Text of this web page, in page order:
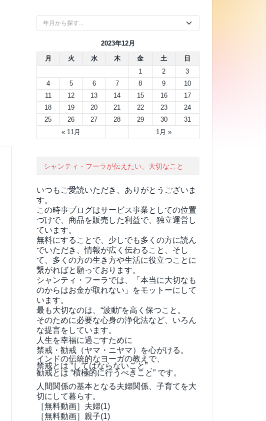
2023年12月
月
火 水 木 金 土 日
« 11月 1月 »
1 2
3
4
5 6 7 8 9
10
11
12 13 14 15 16
17
18
19 20 21 22 23
24
25
26 27 28 29 30 31
シャンティ・フーラが伝えたい、大切なこと
いつもご愛読いただき、ありがとうございま
す。
この時事ブログはサービス事業としての位置
づけで、商品を販売した利益で、独立運営し
ています。
無料にすることで、少しでも多くの方に読ん
でいただき、情報が広く伝わること、そし
て、 多くの方の生き方や生活に役立つことに
繋がればと願っております。
シャンティ・フーラでは、「本当に大切なも
のからはお金が取れない」をモットーにして
います。
最も大切なのは、“波動”を高く保つこと。
そのために必要な心身の浄化法など、いろん
な提言をしています。
人生を幸福に過ごすために
禁戒・勧戒（ヤマ・ニヤマ）を心がける。
インドの伝統的なヨーガの教えで、
禁戒とは “してはならないこと” 、
勧戒とは “積極的に行うべきこと” です。
人間関係の基本となる夫婦関係、子育てを大
切にして暮らす。
［無料動画］夫婦(1)
［無料動画］親子(1)